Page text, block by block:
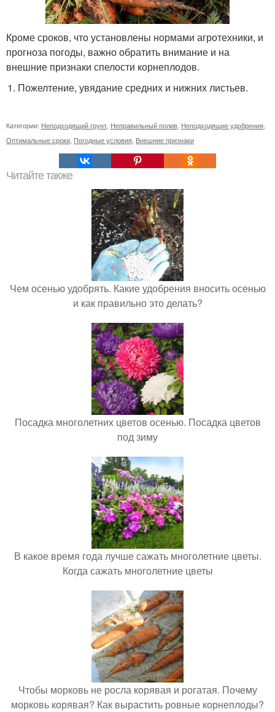
Кроме сроков, что установлены нормами агротехники, и
прогноза погоды, важно обратить внимание и на
внешние признаки спелости корнеплодов.
Пожелтение, увядание средних и нижних листьев.
Категории: Неподходящий грунт Неправильный полив Неподходящие удобрения
Оптимальные сроки Погодные условия Внешние признаки
Читайте также
Чем осенью удобрять. Какие удобрения вносить осенью
и как правильно это делать?
Посадка многолетних цветов осенью. Посадка цветов
под зиму
В какое время года лучше сажать многолетние цветы.
Когда сажать многолетние цветы
Чтобы морковь не росла корявая и рогатая. Почему
морковь корявая? Как вырастить ровные корнеплоды?